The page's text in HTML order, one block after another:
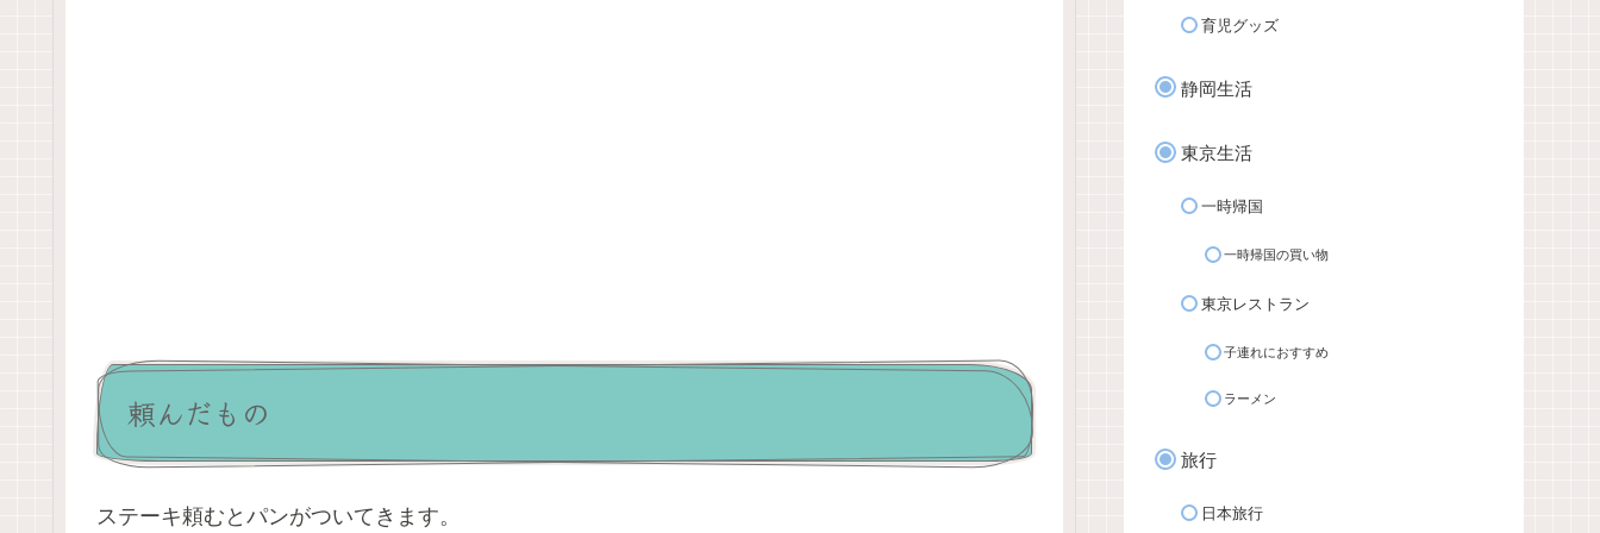
頼んだもの
ステーキ頼むとパンがついてきます。
育児グッズ
静岡生活
東京生活
一時帰国
一時帰国の買い物
東京レストラン
子連れにおすすめ
ラーメン
旅行
日本旅行